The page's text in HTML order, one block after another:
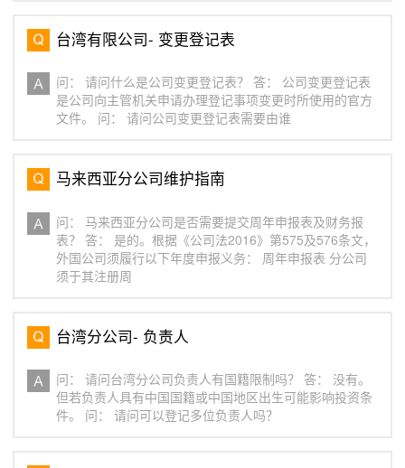
台湾有限公司- 变更登记表
问： 请问什么是公司变更登记表？ 答： 公司变更登记表
是公司向主管机关申请办理登记事项变更时所使用的官方
文件。 问： 请问公司变更登记表需要由谁
马来西亚分公司维护指南
问： 马来西亚分公司是否需要提交周年申报表及财务报
表？ 答： 是的。根据《公司法2016》第575及576条文，
外国公司须履行以下年度申报义务： 周年申报表 分公司
须于其注册周
台湾分公司- 负责人
问： 请问台湾分公司负责人有国籍限制吗？ 答： 没有。
但若负责人具有中国国籍或中国地区出生可能影响投资条
件。 问： 请问可以登记多位负责人吗？